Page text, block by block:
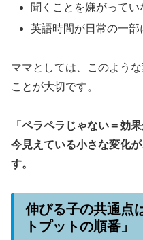
聞くことを嫌がってい
英語時間が日常の一
ママとしては、このよう
ことが大切です。
「ペラペラじゃない＝効
今見えている小さな変化
す。
伸びる子の共通点
トプットの順番」